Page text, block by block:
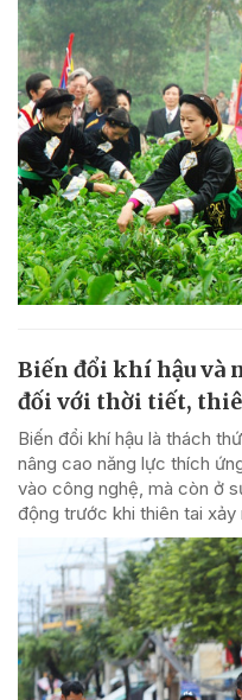
Biến đổi khí hậu và
đối với thời tiết,
Biến đổi khí hậu là thách
nâng cao năng lực thích
vào công nghệ, mà còn ở
động trước khi thiên tai xảy